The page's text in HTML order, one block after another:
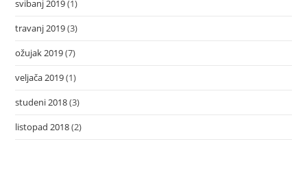
svibanj 2019(1)
travanj 2019(3)
ožujak 2019(7)
veljača 2019(1)
studeni 2018(3)
listopad 2018(2)